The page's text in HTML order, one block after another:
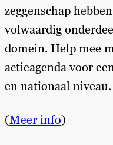
zeggenschap
volwaardig
domein. Help mee
actieagenda voor
en nationaal niveau.
(Meer info)